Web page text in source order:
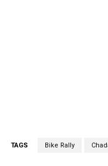
TAGS Bike Rally